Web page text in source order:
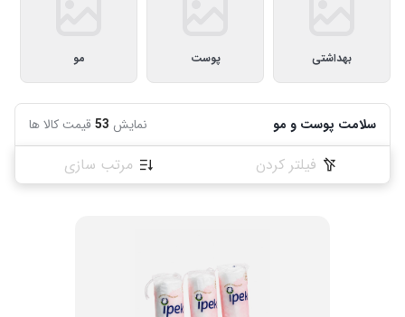
بهداشتی پوست مو
سلامت پوست و مو نمایش 53قیمت کالا ها
فیلتر کردن مرتب سازی